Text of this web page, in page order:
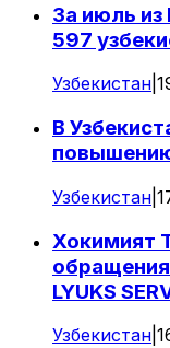
За июль
597
Узбекистан
В
Узбекистан
Хокимият
LYUKS
Узбекистан